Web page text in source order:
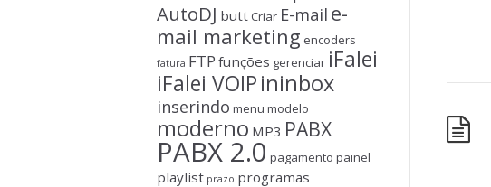
AutoDJ butt Criar E-mail e-
mail marketing encoders
fatura FTP funções gerenciar iFalei
iFalei VOIPininbox
inserindo menu modelo
moderno MP3 PABX
PABX 2.0 pagamento painel
playlist prazo programas